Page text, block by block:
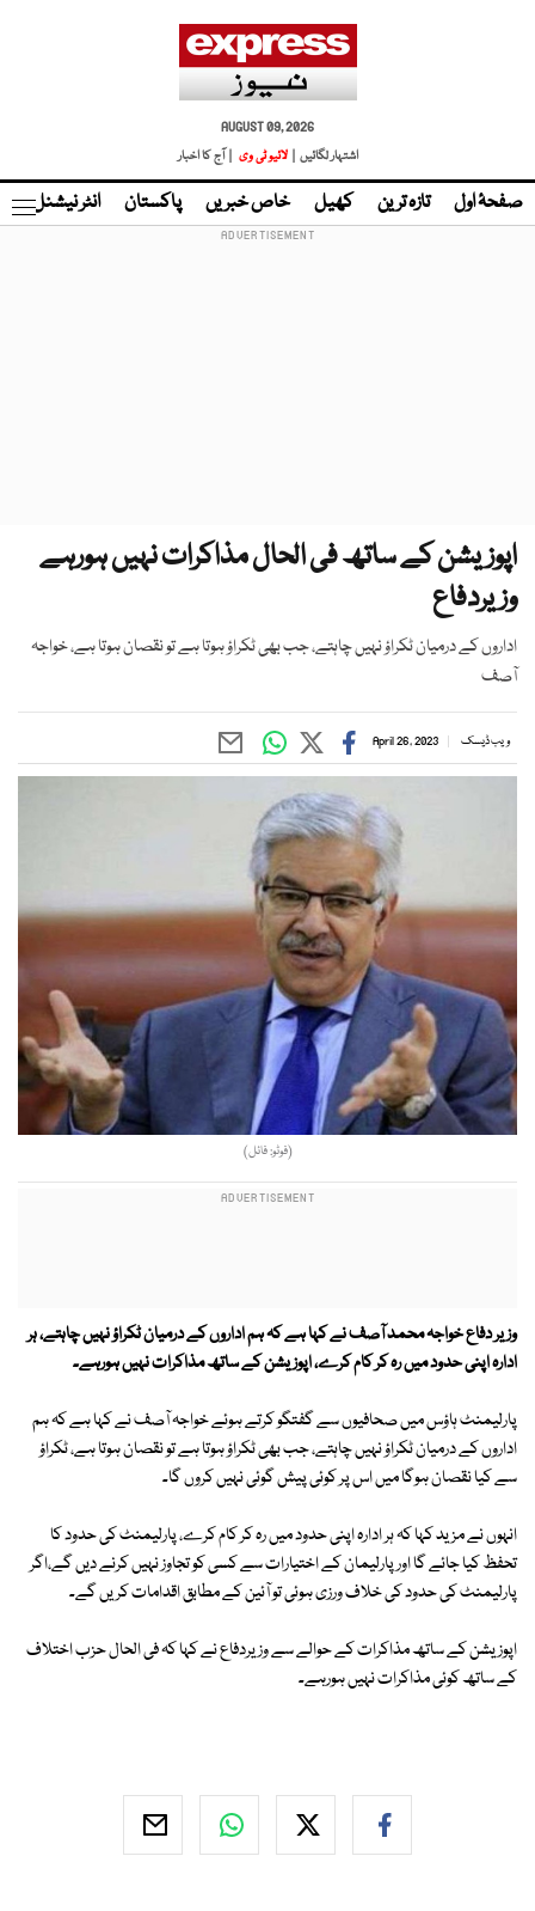
AUGUST 09, 2026
اشتہار لگائیں |
لائیو ٹی وی | آج کا اخبار
صفحۂ اول تازہ ترین کھیل خاص خبریں پاکستان انٹر نیشنل
اپوزیشن کے ساتھ فی الحال مذاکرات نہیں ہورہے
وزیردفاع
اداروں کے درمیان ٹکراؤ نہیں چاہتے، جب بھی ٹکراؤ ہوتا ہے تو نقصان ہوتا ہے، خواجہ
آصف
ویب ڈیسک April 26, 2023
(فوٹو: فائل)
وزیر دفاع خواجہ محمد آصف نے کہا ہے کہ ہم اداروں کے درمیان ٹکراؤ نہیں چاہتے، ہر
ادارہ اپنی حدود میں رہ کر کام کرے، اپوزیشن کے ساتھ مذاکرات نہیں ہورہے۔
پارلیمنٹ ہاؤس میں صحافیوں سے گفتگو کرتے ہوئے خواجہ آصف نے کہا ہے کہ ہم
اداروں کے درمیان ٹکراؤ نہیں چاہتے، جب بھی ٹکراؤ ہوتا ہے تو نقصان ہوتا ہے، ٹکراؤ
سے کیا نقصان ہوگا میں اس پر کوئی پیش گوئی نہیں کروں گا۔
انہوں نے مزید کہا کہ ہر ادارہ اپنی حدود میں رہ کر کام کرے، پارلیمنٹ کی حدود کا
تحفظ کیا جائے گا اور پارلیمان کے اختیارات سے کسی کو تجاوز نہیں کرنے دیں گے،اگر
پارلیمنٹ کی حدود کی خلاف ورزی ہوئی تو آئین کے مطابق اقدامات کریں گے۔
اپوزیشن کے ساتھ مذاکرات کے حوالے سے وزیردفاع نے کہا کہ فی الحال حزب اختلاف
کے ساتھ کوئی مذاکرات نہیں ہورہے۔